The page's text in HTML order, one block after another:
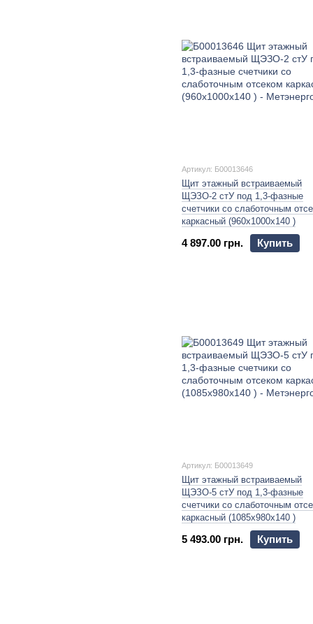
Артикул: Б00013646
Щит этажный встраиваемый
ЩЭЗО-2 стУ под 1,3-фазные
счетчики со слаботочным
каркасный (960х1000х140 )
4 897.00 грн. Купить
Артикул: Б00013649
Щит этажный встраиваемый
ЩЭЗО-5 стУ под 1,3-фазные
счетчики со слаботочным
каркасный (1085х980х140 )
5 493.00 грн. Купить